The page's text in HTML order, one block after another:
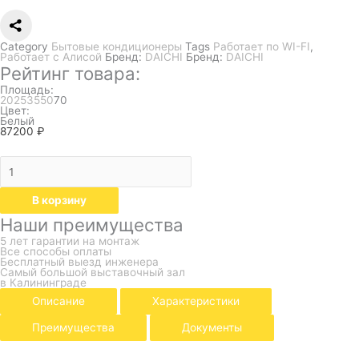
Category Бытовые кондиционеры Tags Работает по WI-FI,
Работает с Алисой Бренд: DAICHI Бренд: DAICHI
Рейтинг товара:
Площадь:
2025355070
Цвет:
Белый
87200 ₽
В корзину
Наши преимущества
5 лет гарантии на монтаж
Все способы оплаты
Бесплатный выезд инженера
Самый большой выставочный зал
в Калининграде
Описание
Характеристики
Преимущества Документы